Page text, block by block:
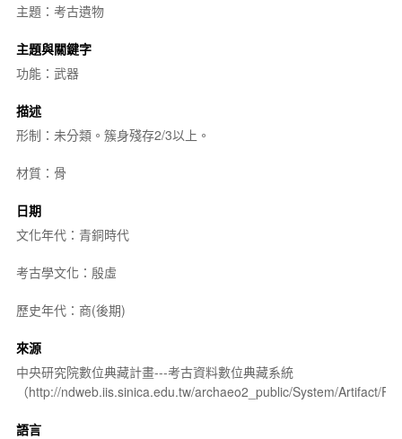
主題：考古遺物
主題與關鍵字
功能：武器
描述
形制：未分類。簇身殘存2/3以上。
材質：骨
日期
文化年代：青銅時代
考古學文化：殷虛
歷史年代：商(後期)
來源
中央研究院數位典藏計畫---考古資料數位典藏系統
（http://ndweb.iis.sinica.edu.tw/archaeo2_public/System/Artifact/
語言